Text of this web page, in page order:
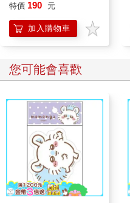
特價 190 元
加入購物車
您可能會喜歡